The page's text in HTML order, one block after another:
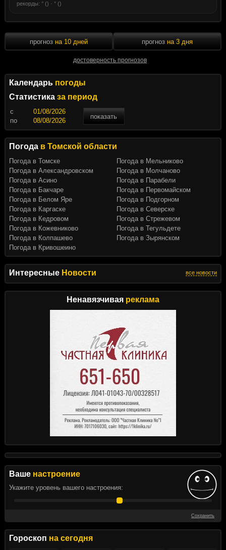
Интересные Новости все новости
Ненавязчивая реклама
Ваше настроение
Укажите уровень вашего настроения:
Сохранить
Гороскоп на сегодня
рекорды: ° () · ° ()
прогноз на 10 дней
достоверность прогнозов
прогноз на 3 дня
Календарь погоды
Статистика за период
c
показать
по
Погода в Томской области
Погода в Томске
Погода в Александровском
Погода в Асино
Погода в Бакчаре
Погода в Белом Яре
Погода в Каргаске
Погода в Кедровом
Погода в Кожевниково
Погода в Колпашево
Погода в Кривошеино
Погода в Мельниково
Погода в Молчаново
Погода в Парабели
Погода в Первомайском
Погода в Подгорном
Погода в Северске
Погода в Стрежевом
Погода в Тегульдете
Погода в Зырянском